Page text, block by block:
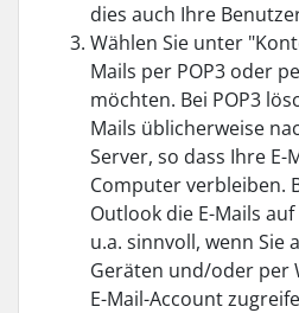
dies auch Ihre
Wählen Sie unter
Mails per POP3 oder
möchten. Bei POP3
Mails üblicherweise
Server, so dass Ihre
Computer verbleiben.
Outlook die E-Mails
u.a. sinnvoll, wenn Sie
Geräten und/oder per
E-Mail-Account